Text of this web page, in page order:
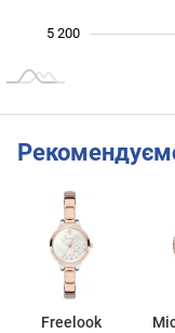
5 200
Freelook